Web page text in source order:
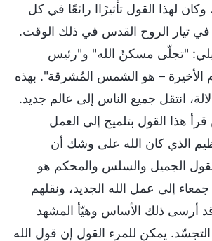
لهذا القول تأثيرًاا رائعًا في كل
تيار الروح القدس في ذلك الوقت.
يلي: "تجلّى مسكنُ الله" و"رئيس
الأخيرة – هو الشمس المُشرقة". بهذه
انتقل جميع الناس إلى عالم جديد.
هذا القول بتلميح إلى العمل
الذي كان الله على وشك أن
الجميل والسلس والمحكم هو
إلى عمل الله الجديد، ونقلهم
أرسى ذلك الأساس وهيّأ المشهد
يمكن للمرء القول إن قول الله